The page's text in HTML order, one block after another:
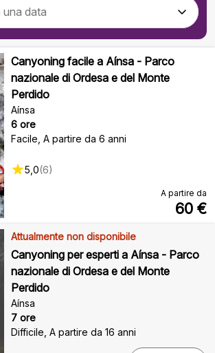
Canyoning facile a Aínsa - Parco
nazionale di Ordesa e del Monte
Perdido
Aínsa
6 ore
Facile A partire da 6 anni
5,0(6)
A partire da
60 €
Attualmente non disponibile
Canyoning per esperti a Aínsa - Parco
nazionale di Ordesa e del Monte
Perdido
Aínsa
7 ore
Difficile A partire da 16 anni